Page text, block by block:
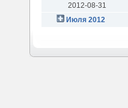
2012-08-31
Июля 2012